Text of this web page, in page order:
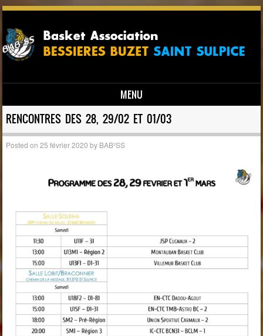
MENU
Skip to content
RENCONTRES DES 28, 29/02 ET 01/03
Posted on25 février 2020 by BAB²SS